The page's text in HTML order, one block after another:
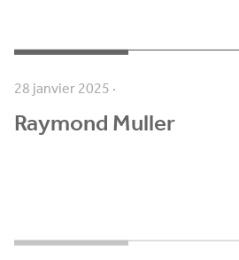
28 janvier 2025·
Raymond Muller